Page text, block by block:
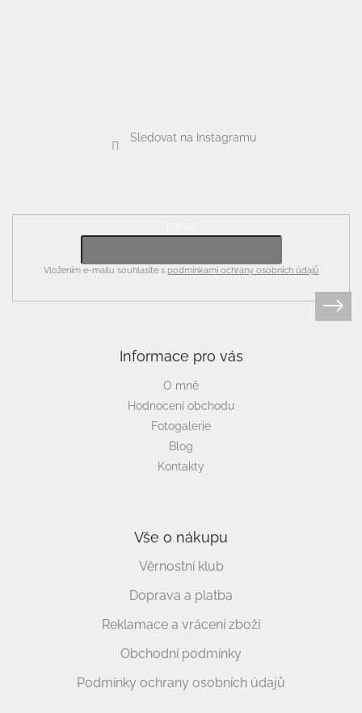
Sledovat na Instagramu
Vložením e-mailu souhlasíte s podmínkami ochrany osobních údajů
Informace pro vás
O mně
Hodnocení obchodu
Fotogalerie
Blog
Kontakty
Vše o nákupu
Věrnostní klub
Doprava a platba
Reklamace a vrácení zboží
Obchodní podmínky
Podmínky ochrany osobních údajů